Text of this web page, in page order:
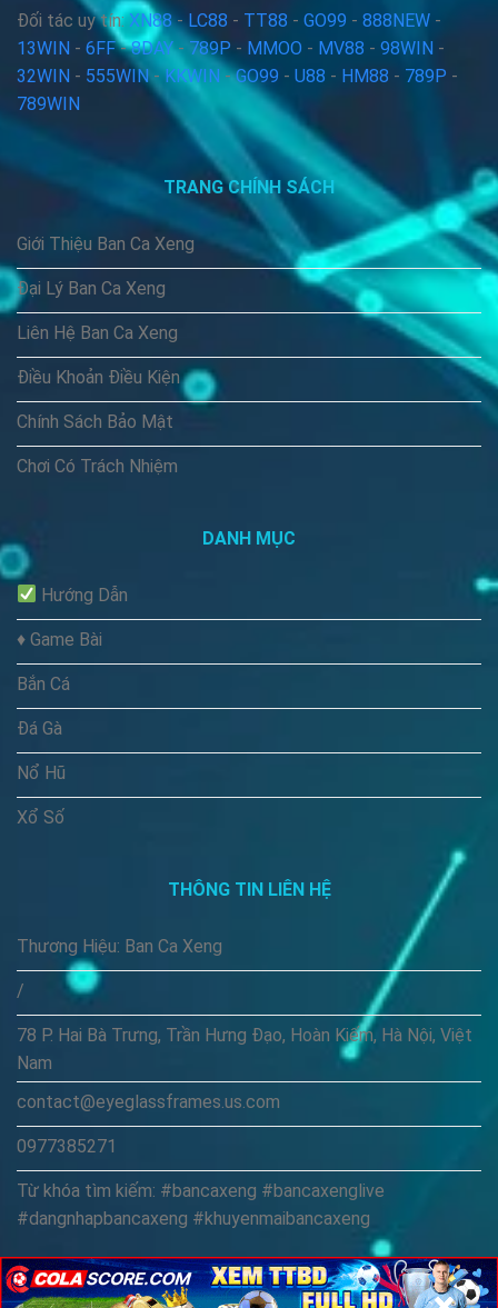
Đối tác uy tín:XN88-LC88 - TT88 - GO99 - 888NEW -
13WIN - 6FF-8DAY- 789P - MMOO - MV88 - 98WIN -
32WIN - 555WIN-KKWIN -GO99 - U88 - HM88 - 789P -
789WIN
TRANG CHÍNH SÁCH
Giới Thiệu Ban Ca Xeng
Đại Lý Ban Ca Xeng
Liên Hệ Ban Ca Xeng
Điều Khoản Điều Kiện
Chính Sách Bảo Mật
Chơi Có Trách Nhiệm
DANH MỤC
Hướng Dẫn
♦️ Game Bài
Bắn Cá
Đá Gà
Nổ Hũ
Xổ Số
THÔNG TIN LIÊN HỆ
Thương Hiệu: Ban Ca Xeng
/
78 P. Hai Bà Trưng, Trần Hưng Đạo, Hoàn Kiếm, Hà Nội, Việt
Nam
contact@eyeglassframes.us.com
0977385271
Từ khóa tìm kiếm: #bancaxeng #bancaxenglive
#dangnhapbancaxeng #khuyenmaibancaxeng